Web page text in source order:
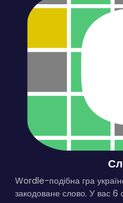
Wordle-подібна гра
закодоване слово. У вас 6